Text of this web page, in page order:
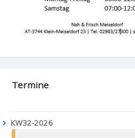
Termine
KW32-2026